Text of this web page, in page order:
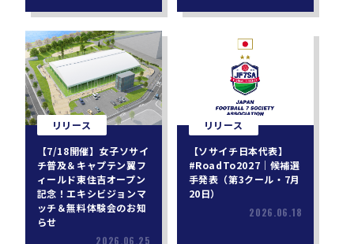
リリース
【7/18開催】女子ソサイ
チ普及＆キャプテン翼フ
ィールド東住吉オープン
記念！エキシビジョンマ
ッチ＆無料体験会のお知
らせ
2026.06.25
リリース
【ソサイチ日本代表】
#RoadTo2027｜候補選
手発表（第3クール・7月
20日）
2026.06.18